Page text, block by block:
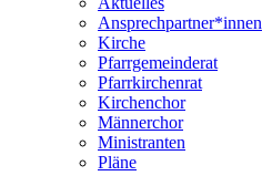
Ansprechpartner*innen
Kirche
Pfarrgemeinderat
Pfarrkirchenrat
Kirchenchor
Männerchor
Ministranten
Pläne